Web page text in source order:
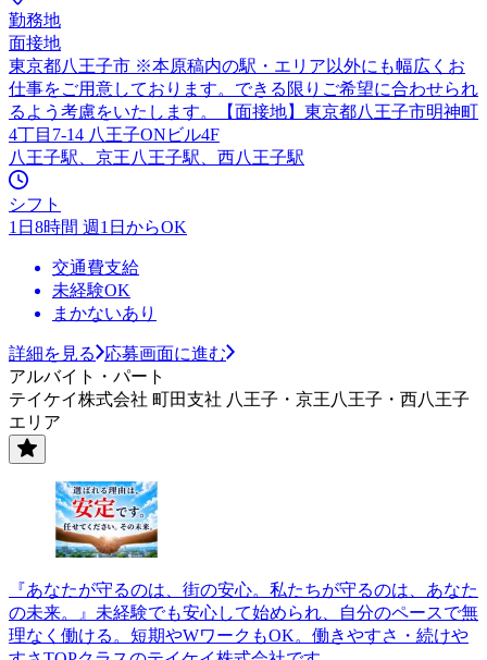
勤務地
面接地
東京都八王子市 ※本原稿内の駅・エリア以外にも幅広くお
仕事をご用意しております。できる限りご希望に合わせられ
るよう考慮をいたします。【面接地】東京都八王子市明神町
4丁目7-14 八王子ONビル4F
八王子駅、京王八王子駅、西八王子駅
シフト
1日8時間 週1日からOK
交通費支給
未経験OK
まかないあり
詳細を見る
応募画面に進む
アルバイト・パート
テイケイ株式会社 町田支社 八王子・京王八王子・西八王子
エリア
『あなたが守るのは、街の安心。私たちが守るのは、あなた
の未来。』未経験でも安心して始められ、自分のペースで無
理なく働ける。短期やWワークもOK。働きやすさ・続けや